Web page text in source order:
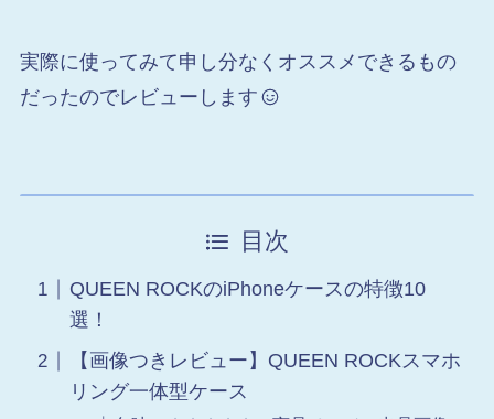
実際に使ってみて申し分なくオススメできるもの
だったのでレビューします
目次
QUEEN ROCKのiPhoneケースの特徴10
選！
【画像つきレビュー】QUEEN ROCKスマホ
リング一体型ケース